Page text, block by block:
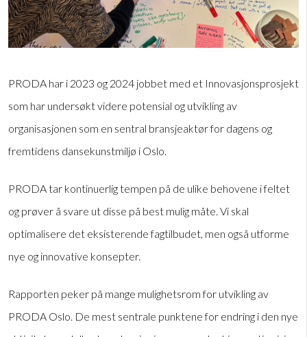
PRODA har i 2023 og 2024 jobbet med et Innovasjonsprosjekt
som har undersøkt videre potensial og utvikling av
organisasjonen som en sentral bransjeaktør for dagens og
fremtidens dansekunstmiljø i Oslo.
PRODA tar kontinuerlig tempen på de ulike behovene i feltet
og prøver å svare ut disse på best mulig måte. Vi skal
optimalisere det eksisterende fagtilbudet, men også utforme
nye og innovative konsepter.
Rapporten peker på mange mulighetsrom for utvikling av
PRODA Oslo. De mest sentrale punktene for endring i den nye